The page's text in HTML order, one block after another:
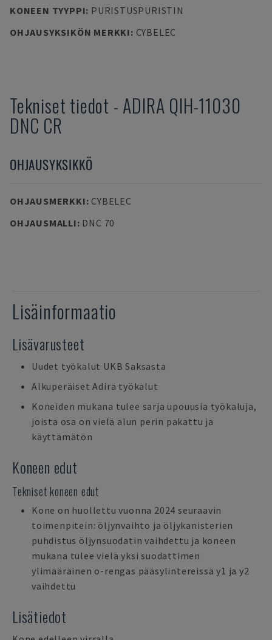
KONEEN TYYPPI: PURISTUSPURISTIN
OHJAUSYKSIKÖN MERKKI: CYBELEC
Tekniset tiedot - ADIRA QIH-11030
DNC CR
OHJAUSYKSIKKÖ
OHJAUSMERKKI: CYBELEC
OHJAUSMALLI: DNC 70
Lisäinformaatio
Lisävarusteet
Uudet työkalut UKB Saksasta
Alkuperäiset Adira työkalut
Koneiden mukana tulee sarja upouusia työkaluja,
joista osa on vielä alun perin pakattu ja
käyttämätön
Koneen edut
Tekniset koneen edut
Kone on huollettu vuonna 2024 seuraavin
toimenpitein: öljynvaihto ja öljykanisterien
puhdistus öljynsuodatin vaihdettu ja koneen
mukana tulee vielä yksi suodattimen
ylimääräinen o-rengas pääsylintereissä y1 ja y2
vaihdettu
Lisätiedot